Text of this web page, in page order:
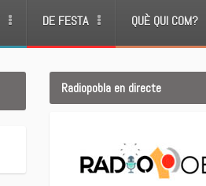
DE FESTA QUÈ QUI COM?
Radiopobla en directe